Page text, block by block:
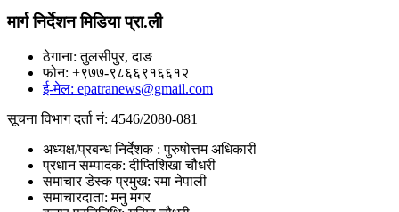
मार्ग निर्देशन मिडिया प्रा.ली
ठेगाना: तुलसीपुर, दाङ
फोन: +९७७-९८६६९१६६१२
ई-मेल: epatranews@gmail.com
सूचना विभाग दर्ता नं: 4546/2080-081
अध्यक्ष/प्रबन्ध निर्देशक : पुरुषोत्तम अधिकारी
प्रधान सम्पादक: दीप्तिशिखा चौधरी
समाचार डेस्क प्रमुख: रमा नेपाली
समाचारदाता: मनु मगर